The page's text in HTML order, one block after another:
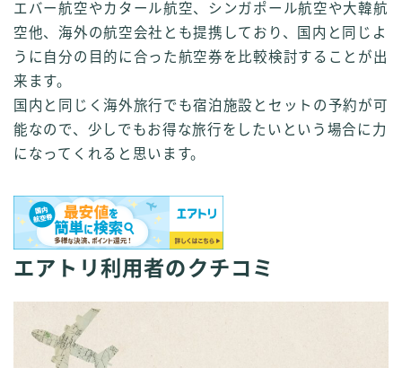
エバー航空やカタール航空、シンガポール航空や大韓航
空他、海外の航空会社とも提携しており、国内と同じよ
うに自分の目的に合った航空券を比較検討することが出
来ます。
国内と同じく海外旅行でも宿泊施設とセットの予約が可
能なので、少しでもお得な旅行をしたいという場合に力
になってくれると思います。
エアトリ利用者のクチコミ